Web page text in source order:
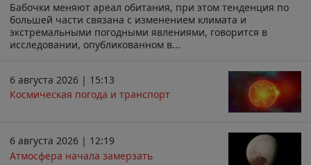
Бабочки меняют ареал обитания, при этом тенденция по
большей части связана с изменением климата и
экстремальными погодными явлениями, говорится в
исследовании, опубликованном в...
6 августа 2026 | 15:13
Космическая погода и транспорт
6 августа 2026 | 12:19
Атмосфера начала замерзать